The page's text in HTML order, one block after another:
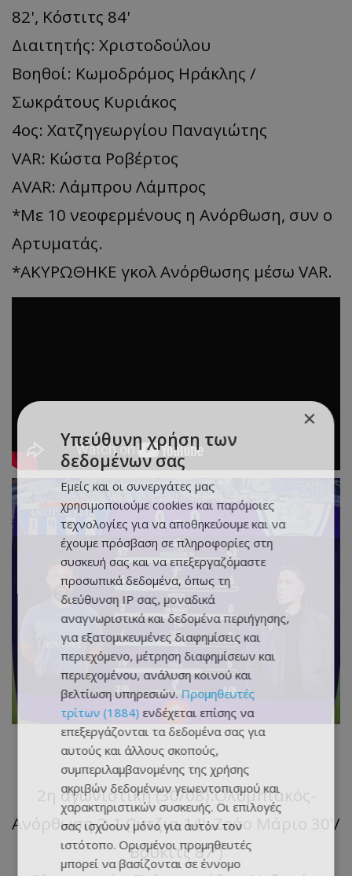
82', Κόστιτς 84'
Διαιτητής: Χριστοδούλου
Βοηθοί: Κωμοδρόμος Ηράκλης /
Σωκράτους Κυριάκος
4ος: Χατζηγεωργίου Παναγιώτης
VAR: Κώστα Ροβέρτος
AVAR: Λάμπρου Λάμπρος
*Με 10 νεοφερμένους η Ανόρθωση, συν ο
Αρτυματάς.
*ΑΚΥΡΩΘΗΚΕ γκολ Ανόρθωσης μέσω VAR.
-
2η αγωνιστική (30/08):Ολυμπιακός-
Ανόρθωση 2-1 (Ίντζια 14', Ζοάο Μάριο 30'/
Βούκιτς 87')
×
Υπεύθυνη χρήση των
δεδομένων σας
Εμείς και οι συνεργάτες μας
χρησιμοποιούμε cookies και παρόμοιες
τεχνολογίες για να αποθηκεύουμε και να
έχουμε πρόσβαση σε πληροφορίες στη
συσκευή σας και να επεξεργαζόμαστε
προσωπικά δεδομένα, όπως τη
διεύθυνση IP σας, μοναδικά
αναγνωριστικά και δεδομένα περιήγησης,
για εξατομικευμένες διαφημίσεις και
περιεχόμενο, μέτρηση διαφημίσεων και
περιεχομένου, ανάλυση κοινού και
βελτίωση υπηρεσιών. Προμηθευτές
τρίτων (1884) ενδέχεται επίσης να
επεξεργάζονται τα δεδομένα σας για
αυτούς και άλλους σκοπούς,
συμπεριλαμβανομένης της χρήσης
ακριβών δεδομένων γεωεντοπισμού και
χαρακτηριστικών συσκευής. Οι επιλογές
σας ισχύουν μόνο για αυτόν τον
ιστότοπο. Ορισμένοι προμηθευτές
μπορεί να βασίζονται σε έννομο